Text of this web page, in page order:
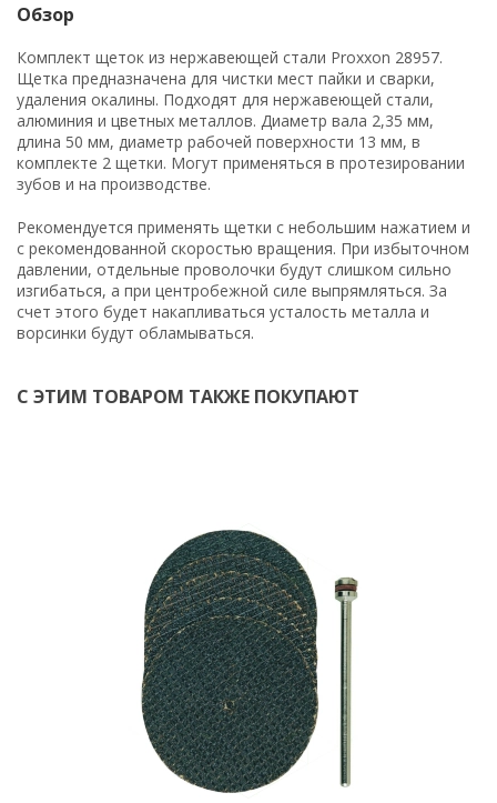
Обзор
Комплект щеток из нержавеющей стали Proxxon 28957.
Щетка предназначена для чистки мест пайки и сварки,
удаления окалины. Подходят для нержавеющей стали,
алюминия и цветных металлов. Диаметр вала 2,35 мм,
длина 50 мм, диаметр рабочей поверхности 13 мм, в
комплекте 2 щетки. Могут применяться в протезировании
зубов и на производстве.
Рекомендуется применять щетки с небольшим нажатием и
с рекомендованной скоростью вращения. При избыточном
давлении, отдельные проволочки будут слишком сильно
изгибаться, а при центробежной силе выпрямляться. За
счет этого будет накапливаться усталость металла и
ворсинки будут обламываться.
С ЭТИМ ТОВАРОМ ТАКЖЕ ПОКУПАЮТ